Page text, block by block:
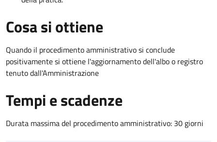
Cosa si ottiene
Quando il procedimento amministrativo si conclude
positivamente si ottiene l'aggiornamento dell'albo o registro
tenuto dall'Amministrazione
Tempi e scadenze
Durata massima del procedimento amministrativo: 30 giorni